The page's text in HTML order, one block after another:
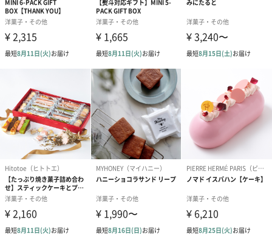
ゴールド（390円）
のしカード
商品の形質上、のしを直接添付できない商品にのし風のカードを
同梱します。
※のし下はご記入いただけません。
※カードのデザインは一部変更する場合があります。